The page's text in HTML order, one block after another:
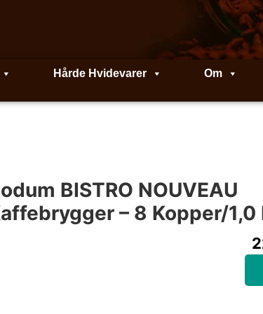
Hårde Hvidevarer Om
BISTRO NOUVEAU
– 8 Kopper/1,0